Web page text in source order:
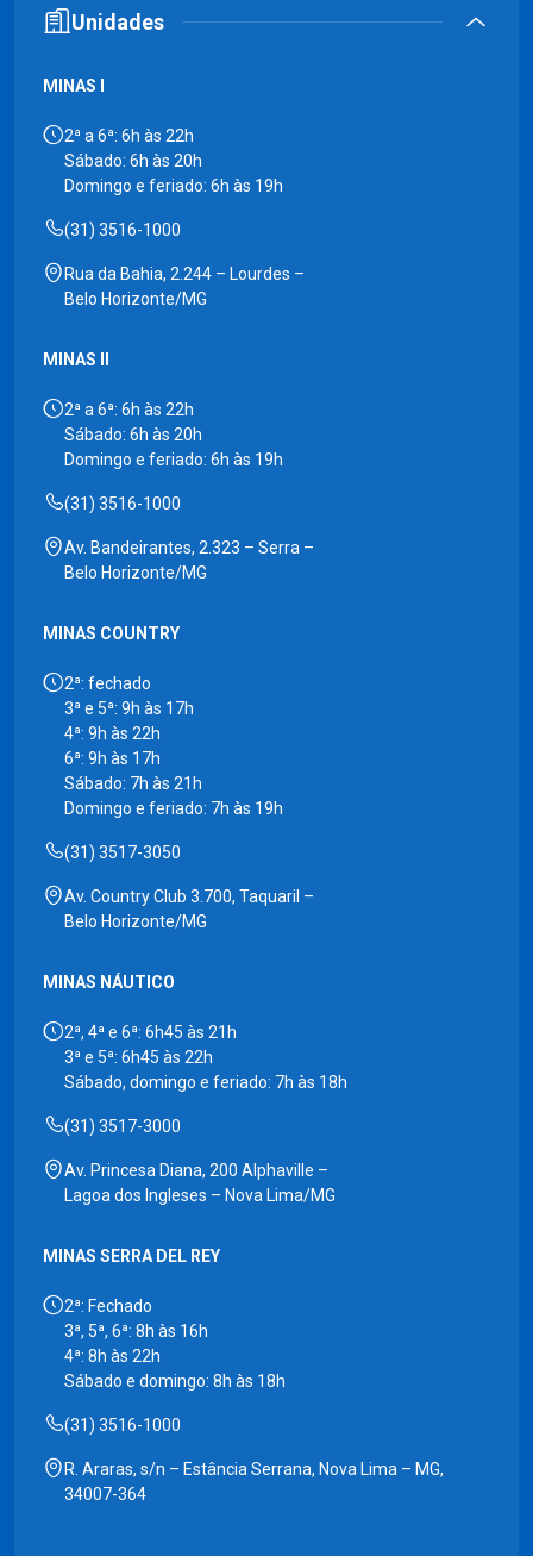
Unidades
MINAS I
2ª a 6ª: 6h às 22h
Sábado: 6h às 20h
Domingo e feriado: 6h às 19h
(31) 3516-1000
Rua da Bahia, 2.244 – Lourdes –
Belo Horizonte/MG
MINAS II
2ª a 6ª: 6h às 22h
Sábado: 6h às 20h
Domingo e feriado: 6h às 19h
(31) 3516-1000
Av. Bandeirantes, 2.323 – Serra –
Belo Horizonte/MG
MINAS COUNTRY
2ª: fechado
3ª e 5ª: 9h às 17h
4ª: 9h às 22h
6ª: 9h às 17h
Sábado: 7h às 21h
Domingo e feriado: 7h às 19h
(31) 3517-3050
Av. Country Club 3.700, Taquaril –
Belo Horizonte/MG
MINAS NÁUTICO
2ª, 4ª e 6ª: 6h45 às 21h
3ª e 5ª: 6h45 às 22h
Sábado, domingo e feriado: 7h às 18h
(31) 3517-3000
Av. Princesa Diana, 200 Alphaville –
Lagoa dos Ingleses – Nova Lima/MG
MINAS SERRA DEL REY
2ª: Fechado
3ª, 5ª, 6ª: 8h às 16h
4ª: 8h às 22h
Sábado e domingo: 8h às 18h
(31) 3516-1000
R. Araras, s/n – Estância Serrana, Nova Lima – MG,
34007-364